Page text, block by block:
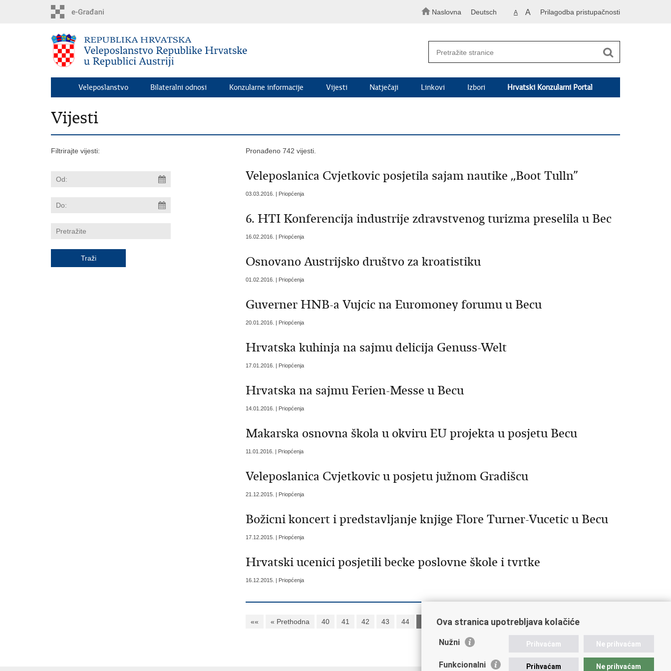
Naslovna Deutsch A A Prilagodba pristupačnosti
Veleposlanstvo Bilateralni odnosi Konzularne informacije Vijesti Natječaji Linkovi Izbori Hrvatski Konzularni Portal
Vijesti
Filtrirajte vijesti: Pronađeno 742 vijesti.
Veleposlanica Cvjetkovic posjetila sajam nautike ,,Boot Tulln”
03.03.2016. | Priopćenja
6. HTI Konferencija industrije zdravstvenog turizma preselila u Bec
16.02.2016. | Priopćenja
Osnovano Austrijsko društvo za kroatistiku
01.02.2016. | Priopćenja
Guverner HNB-a Vujcic na Euromoney forumu u Becu
20.01.2016. | Priopćenja
Hrvatska kuhinja na sajmu delicija Genuss-Welt
17.01.2016. | Priopćenja
Hrvatska na sajmu Ferien-Messe u Becu
14.01.2016. | Priopćenja
Makarska osnovna škola u okviru EU projekta u posjetu Becu
11.01.2016. | Priopćenja
Veleposlanica Cvjetkovic u posjetu južnom Gradišcu
21.12.2015. | Priopćenja
Božicni koncert i predstavljanje knjige Flore Turner-Vucetic u Becu
17.12.2015. | Priopćenja
Hrvatski ucenici posjetili becke poslovne škole i tvrtke
16.12.2015. | Priopćenja
«« « Prethodna 40 41 42 43 44 46 47 48 49 Sljedeća » »»
Ova stranica upotrebljava kolačiće
Nužni Prihvaćam Ne prihvaćam
Funkcionalni Prihvaćam Ne prihvaćam